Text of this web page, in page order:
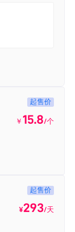
起售价
￥15.8/个
起售价
¥293/天